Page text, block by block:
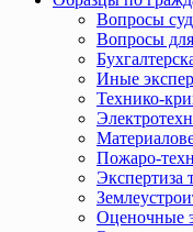
Вопросы
Вопросы
Иные
Технико-
Пожаро-
Экспертиза
Оценочные